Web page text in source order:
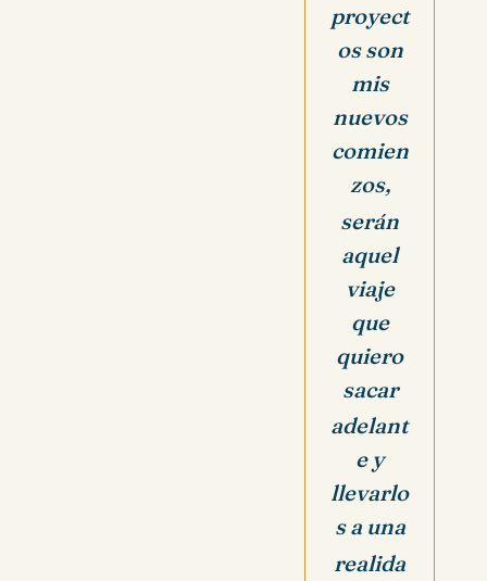
proyect
os son
mis
nuevos
comien
zos,
serán
aquel
viaje
que
quiero
sacar
adelant
e y
llevarlo
s a una
realida